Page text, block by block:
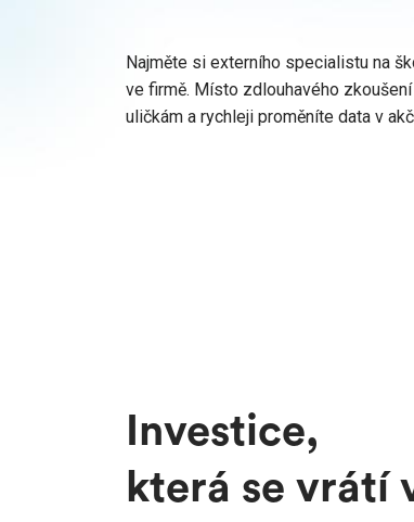
Najměte si externího specialistu na
ve firmě. Místo zdlouhavého
uličkám a rychleji proměníte data v
Investice,
která se vrátí